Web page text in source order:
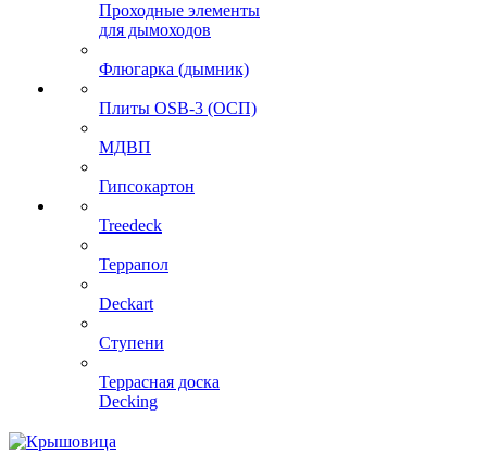
Проходные элементы
для дымоходов
Флюгарка (дымник)
Плиты OSB-3 (ОСП)
МДВП
Гипсокартон
Treedeck
Террапол
Deckart
Ступени
Террасная доска
Decking